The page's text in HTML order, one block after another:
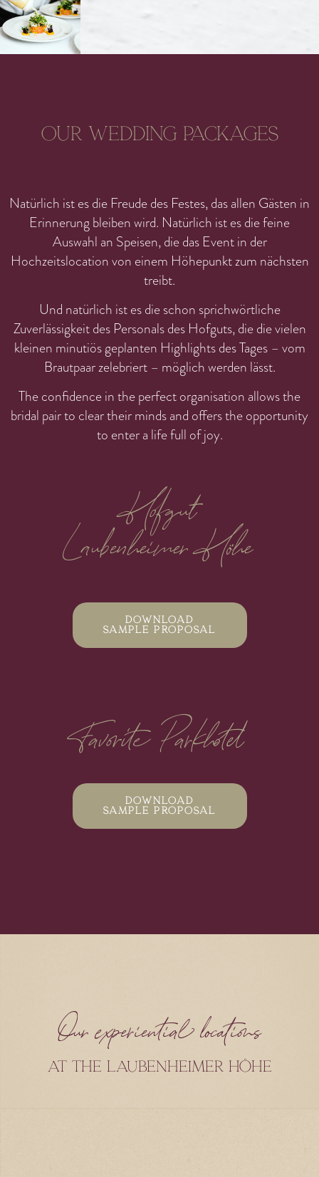
Our wedding packages
Natürlich ist es die Freude des Festes, das allen Gästen in
Erinnerung bleiben wird. Natürlich ist es die feine
Auswahl an Speisen, die das Event in der
Hochzeitslocation von einem Höhepunkt zum nächsten
treibt.
Und natürlich ist es die schon sprichwörtliche
Zuverlässigkeit des Personals des Hofguts, die die vielen
kleinen minutiös geplanten Highlights des Tages – vom
Brautpaar zelebriert – möglich werden lässt.
The confidence in the perfect organisation allows the
bridal pair to clear their minds and offers the opportunity
to enter a life full of joy.
Hofgut
Laubenheimer Höhe
Download
sample proposal
Favorite Parkhotel
Download
sample proposal
Our experiential locations
at the Laubenheimer Höhe